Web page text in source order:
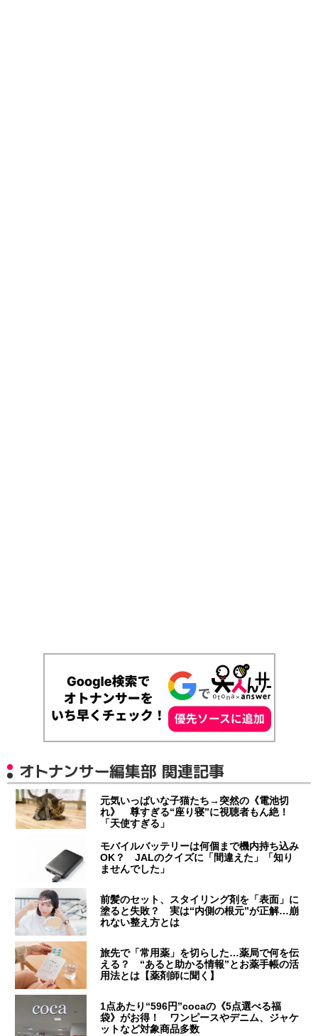
オトナンサー編集部 関連記事
元気いっぱいな子猫たち→突然の《電池切
れ》 尊すぎる“座り寝”に視聴者もん絶！
「天使すぎる」
モバイルバッテリーは何個まで機内持ち込み
OK？ JALのクイズに「間違えた」「知り
ませんでした」
前髪のセット、スタイリング剤を「表面」に
塗ると失敗？ 実は“内側の根元”が正解…崩
れない整え方とは
旅先で「常用薬」を切らした…薬局で何を伝
える？ “あると助かる情報”とお薬手帳の活
用法とは【薬剤師に聞く】
1点あたり“596円”cocaの《5点選べる福
袋》がお得！ ワンピースやデニム、ジャケ
ットなど対象商品多数